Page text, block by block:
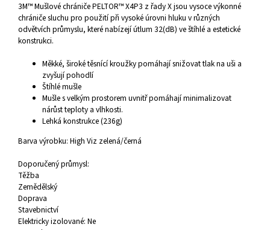
3M™ Mušlové chrániče PELTOR™ X4P3 z řady X jsou vysoce výkonné
chrániče sluchu pro použití při vysoké úrovni hluku v různých
odvětvích průmyslu, které nabízejí útlum 32(dB) ve štíhlé a estetické
konstrukci.
Měkké, široké těsnící kroužky pomáhají snižovat tlak na uši a
zvyšují pohodlí
Štíhlé mušle
Mušle s velkým prostorem uvnitř pomáhají minimalizovat
nárůst teploty a vlhkosti.
Lehká konstrukce (236g)
Barva výrobku: High Viz zelená/černá
Doporučený průmysl:
Těžba
Zemědělský
Doprava
Stavebnictví
Elektricky izolované: Ne